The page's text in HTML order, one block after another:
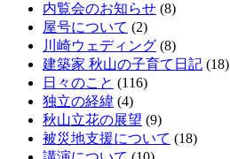
内覧会のお知らせ (8)
屋号について (2)
川崎ウェディング (8)
建築家 秋山の子育て日記 (18)
日々のこと (116)
独立の経緯 (4)
秋山立花の展望 (9)
被災地支援について (18)